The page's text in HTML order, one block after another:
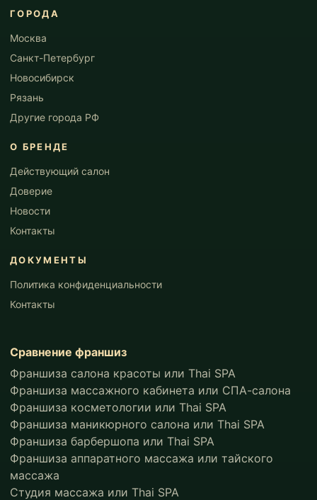
ГОРОДА
Москва
Санкт-Петербург
Новосибирск
Рязань
Другие города РФ
О БРЕНДЕ
Действующий салон
Доверие
Новости
Контакты
ДОКУМЕНТЫ
Политика конфиденциальности
Контакты
Сравнение франшиз
Франшиза салона красоты или Thai SPA
Франшиза массажного кабинета или СПА-салона
Франшиза косметологии или Thai SPA
Франшиза маникюрного салона или Thai SPA
Франшиза барбершопа или Thai SPA
Франшиза аппаратного массажа или тайского
массажа
Студия массажа или Thai SPA